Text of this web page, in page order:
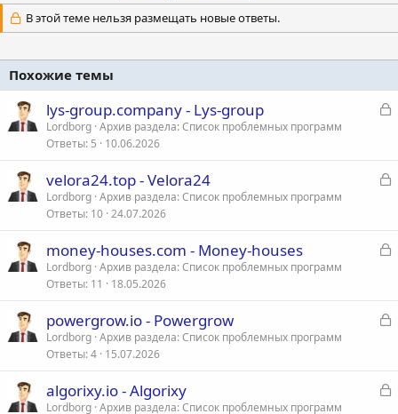
В этой теме нельзя размещать новые ответы.
Похожие темы
З
lys-group.company - Lys-group
Lordborg Архив раздела: Список проблемных программ
Ответы 5 10.06.2026
З
velora24.top - Velora24
Lordborg Архив раздела: Список проблемных программ
Ответы 10 24.07.2026
З
money-houses.com - Money-houses
Lordborg Архив раздела: Список проблемных программ
Ответы 11 18.05.2026
З
powergrow.io - Powergrow
Lordborg Архив раздела: Список проблемных программ
Ответы 4 15.07.2026
З
algorixy.io - Algorixy
Lordborg Архив раздела: Список проблемных программ